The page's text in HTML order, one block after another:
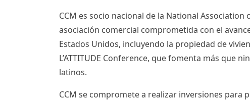
CCM es socio nacional de la National Association
asociación comercial comprometida con el
Estados Unidos, incluyendo la propiedad de
L’ATTITUDE Conference, que fomenta más que
latinos.
CCM se compromete a realizar inversiones